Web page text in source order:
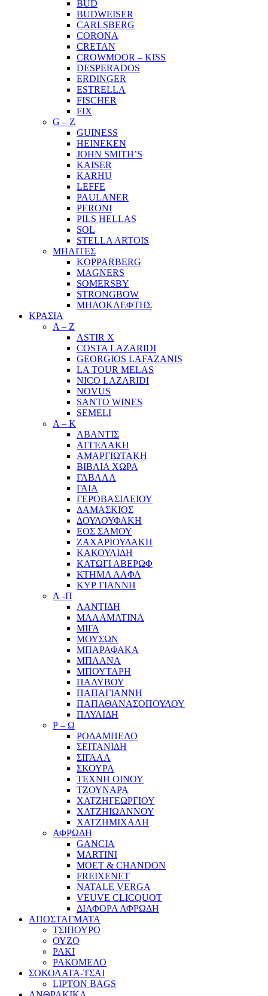
BUD
BUDWEISER
CARLSBERG
CORONA
CRETAN
CROWMOOR – KISS
DESPERADOS
ERDINGER
ESTRELLA
FISCHER
FIX
G – Z
GUINESS
HEINEKEN
JOHN SMITH’S
KAISER
KARHU
LEFFE
PAULANER
PERONI
PILS HELLAS
SOL
STELLA ARTOIS
ΜΗΛΙΤΕΣ
KOPPARBERG
MAGNERS
SOMERSBY
STRONGBOW
ΜΗΛΟΚΛΕΦΤΗΣ
ΚΡΑΣΙΑ
A – Z
ASTIR X
COSTA LAZARIDI
GEORGIOS LAFAZANIS
LA TOUR MELAS
NICO LAZARIDI
NOVUS
SANTO WINES
SEMELI
Α – Κ
ΑΒΑΝΤΙΣ
ΑΓΓΕΛΑΚΗ
ΑΜΑΡΓΙΩΤΑΚΗ
ΒΙΒΛΙΑ ΧΩΡΑ
ΓΑΒΑΛΑ
ΓΑΙΑ
ΓΕΡΟΒΑΣΙΛΕΙΟΥ
ΔΑΜΑΣΚΙΟΣ
ΔΟΥΛΟΥΦΑΚΗ
ΕΟΣ ΣΑΜΟΥ
ΖΑΧΑΡΙΟΥΔΑΚΗ
ΚΑΚΟΥΛΙΔΗ
ΚΑΤΩΓΙ ΑΒΕΡΩΦ
ΚΤΗΜΑ ΑΛΦΑ
ΚΥΡ ΓΙΑΝΝΗ
Λ -Π
ΛΑΝΤΙΔΗ
ΜΑΛΑΜΑΤΙΝΑ
ΜΙΓΑ
ΜΟΥΣΩΝ
ΜΠΑΡΑΦΑΚΑ
ΜΠΛΑΝΑ
ΜΠΟΥΤΑΡΗ
ΠΑΛΥΒΟΥ
ΠΑΠΑΓΙΑΝΝΗ
ΠΑΠΑΘΑΝΑΣΟΠΟΥΛΟΥ
ΠΑΥΛΙΔΗ
Ρ – Ω
ΡΟΔΑΜΠΕΛΟ
ΣΕΙΤΑΝΙΔΗ
ΣΙΓΑΛΑ
ΣΚΟΥΡΑ
ΤΕΧΝΗ ΟΙΝΟΥ
ΤΖΟΥΝΑΡΑ
ΧΑΤΖΗΓΕΩΡΓΙΟΥ
ΧΑΤΖΗΙΩΑΝΝΟΥ
ΧΑΤΖΗΜΙΧΑΛΗ
ΑΦΡΩΔΗ
GANCIA
MARTINI
MOET & CHANDON
FREIXENET
NATALE VERGA
VEUVE CLICQUOT
ΔΙΑΦΟΡΑ ΑΦΡΩΔΗ
ΑΠΟΣΤΑΓΜΑΤΑ
ΤΣΙΠΟΥΡΟ
ΟΥΖΟ
ΡΑΚΙ
ΡΑΚΟΜΕΛΟ
ΣΟΚΟΛΑΤΑ-ΤΣΑΙ
LIPTON BAGS